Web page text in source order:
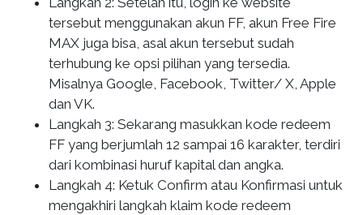
tersebut menggunakan akun FF, akun Free Fire
MAX juga bisa, asal akun tersebut sudah
terhubung ke opsi pilihan yang tersedia.
Misalnya Google, Facebook, Twitter/ X, Apple
dan VK.
Langkah 3: Sekarang masukkan kode redeem
FF yang berjumlah 12 sampai 16 karakter, terdiri
dari kombinasi huruf kapital dan angka.
Langkah 4: Ketuk Confirm atau Konfirmasi untuk
mengakhiri langkah klaim kode redeem